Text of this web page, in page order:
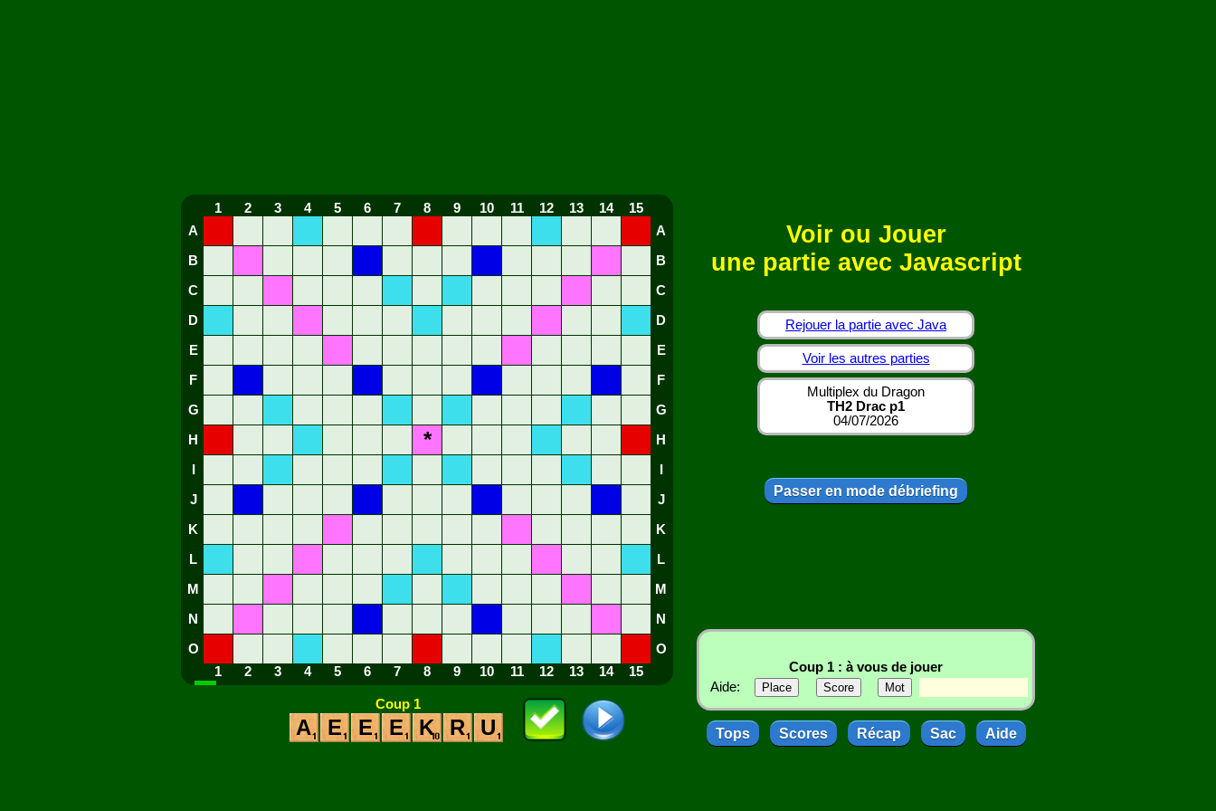
1 2 3 4 5 6 7 8 9 10 11 12 13 14
15
A
A
B B
C C
D D
E E
F F
G G
H * H
J J
K K
L L
M M
N N
O
O
1
2 3 4 5 6 7 8 9 10 11 12 13 14 15
Coup 1
A E E E K R U
Voir ou Jouer
une partie avec Javascript
Rejouer la partie avec Java
Voir les autres parties
Multiplex du Dragon
TH2 Drac p1
04/07/2026
Passer en mode débriefing
Coup 1 : à vous de jouer
Aide:
Tops Scores Récap Sac Aide